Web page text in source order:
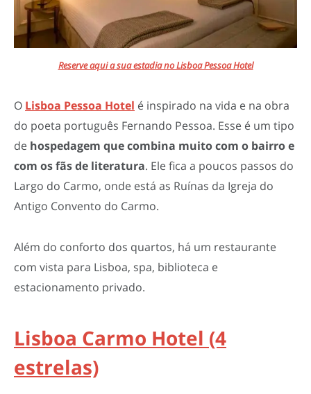
Reserve aqui a sua estadia no Lisboa Pessoa Hotel
O Lisboa Pessoa Hotel é inspirado na vida e na obra
do poeta português Fernando Pessoa. Esse é um tipo
de hospedagem que combina muito com o bairro e
com os fãs de literatura. Ele fica a poucos passos do
Largo do Carmo, onde está as Ruínas da Igreja do
Antigo Convento do Carmo.
Além do conforto dos quartos, há um restaurante
com vista para Lisboa, spa, biblioteca e
estacionamento privado.
Lisboa Carmo Hotel (4
estrelas)